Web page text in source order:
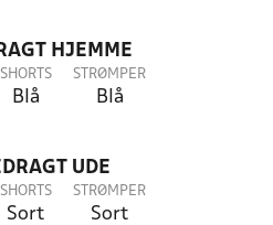
HJEMME
SHORTS
Blå
STRØMPER
Blå
UDE
SHORTS
Sort
STRØMPER
Sort